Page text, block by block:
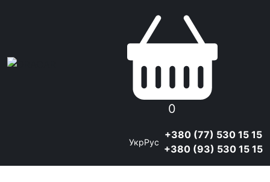
0
УкрРус
+380 (77) 530 15 15
+380 (93) 530 15 15